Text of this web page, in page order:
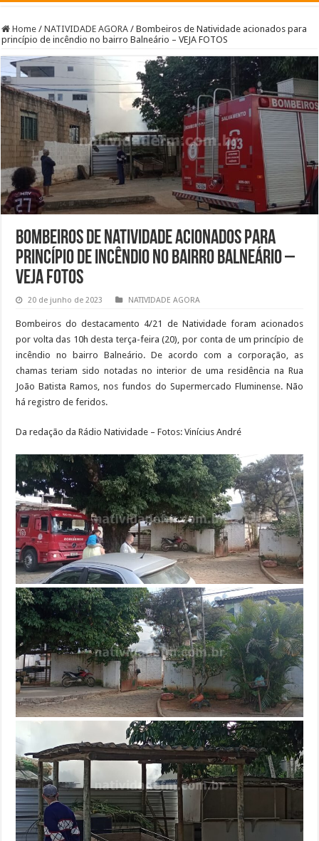
Home / NATIVIDADE AGORA / Bombeiros de Natividade acionados para
princípio de incêndio no bairro Balneário – VEJA FOTOS
Bombeiros de Natividade acionados para
princípio de incêndio no bairro Balneário –
VEJA FOTOS
20 de junho de 2023 NATIVIDADE AGORA
Bombeiros do destacamento 4/21 de Natividade foram acionados
por volta das 10h desta terça-feira (20), por conta de um princípio de
incêndio no bairro Balneário. De acordo com a corporação, as
chamas teriam sido notadas no interior de uma residência na Rua
João Batista Ramos, nos fundos do Supermercado Fluminense. Não
há registro de feridos.
Da redação da Rádio Natividade – Fotos: Vinícius André